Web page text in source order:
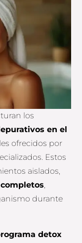
los
en el
ofrecidos por
Estos
aislados,
,
durante
detox